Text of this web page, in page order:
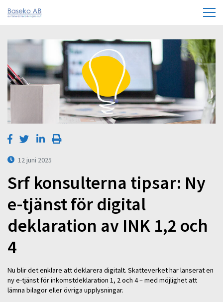
12 juni 2025
Srf konsulterna tipsar: Ny
e-tjänst för digital
deklaration av INK 1,2 och
4
Nu blir det enklare att deklarera digitalt. Skatteverket har lanserat en
ny e-tjänst för inkomstdeklaration 1, 2 och 4 – med möjlighet att
lämna bilagor eller övriga upplysningar.